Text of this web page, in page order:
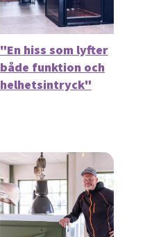
"En hiss som lyfter
både funktion och
helhetsintryck"